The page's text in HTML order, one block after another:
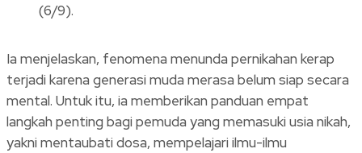
(6/9).
Ia menjelaskan, fenomena menunda pernikahan kerap
terjadi karena generasi muda merasa belum siap secara
mental. Untuk itu, ia memberikan panduan empat
langkah penting bagi pemuda yang memasuki usia nikah,
yakni mentaubati dosa, mempelajari ilmu-ilmu